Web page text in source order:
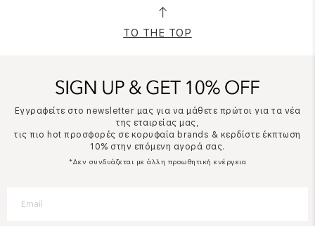
TO THE TOP
Εγγραφείτε στο newsletter μας για να μάθετε πρώτοι για τα νέα
της εταιρείας μας,
τις πιο hot προσφορές σε κορυφαία brands & κερδίστε έκπτωση
10% στην επόμενη αγορά σας.
*Δεν συνδυάζεται με άλλη προωθητική ενέργεια